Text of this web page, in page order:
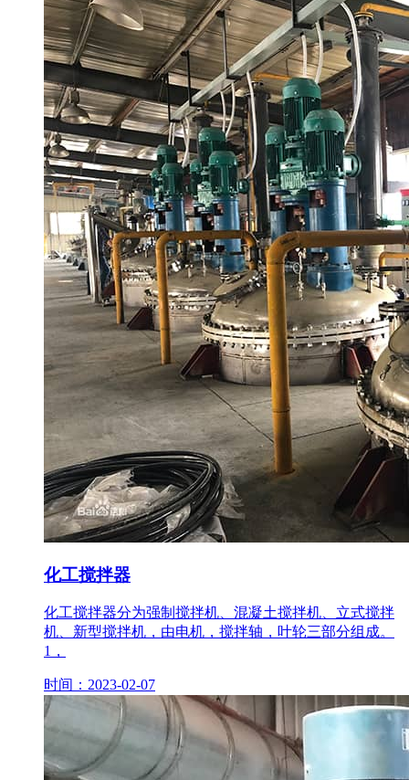
化工搅拌器
化工搅拌器分为强制搅拌机、混凝土搅拌机、立式搅拌
机、新型搅拌机，由电机，搅拌轴，叶轮三部分组成。
1，
时间：2023-02-07